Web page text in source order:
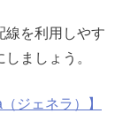
線を利用しやす
ましょう。
ジェネラ）】